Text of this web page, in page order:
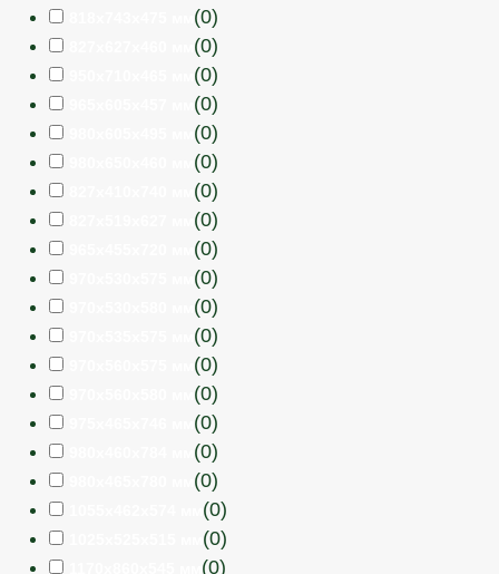
(0)
(0)
(0)
(0)
(0)
(0)
(0)
(0)
(0)
(0)
(0)
(0)
(0)
(0)
(0)
(0)
(0)
(0)
(0)
(0)